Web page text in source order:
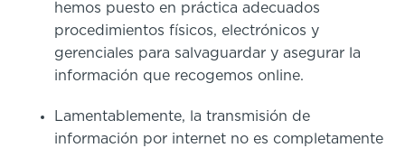
hemos puesto en práctica adecuados
procedimientos físicos, electrónicos y
gerenciales para salvaguardar y asegurar la
información que recogemos online.
Lamentablemente, la transmisión de
información por internet no es completamente